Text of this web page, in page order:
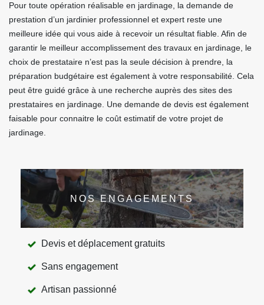
Pour toute opération réalisable en jardinage, la demande de
prestation d’un jardinier professionnel et expert reste une
meilleure idée qui vous aide à recevoir un résultat fiable. Afin de
garantir le meilleur accomplissement des travaux en jardinage, le
choix de prestataire n’est pas la seule décision à prendre, la
préparation budgétaire est également à votre responsabilité. Cela
peut être guidé grâce à une recherche auprès des sites des
prestataires en jardinage. Une demande de devis est également
faisable pour connaitre le coût estimatif de votre projet de
jardinage.
NOS ENGAGEMENTS
Devis et déplacement gratuits
Sans engagement
Artisan passionné